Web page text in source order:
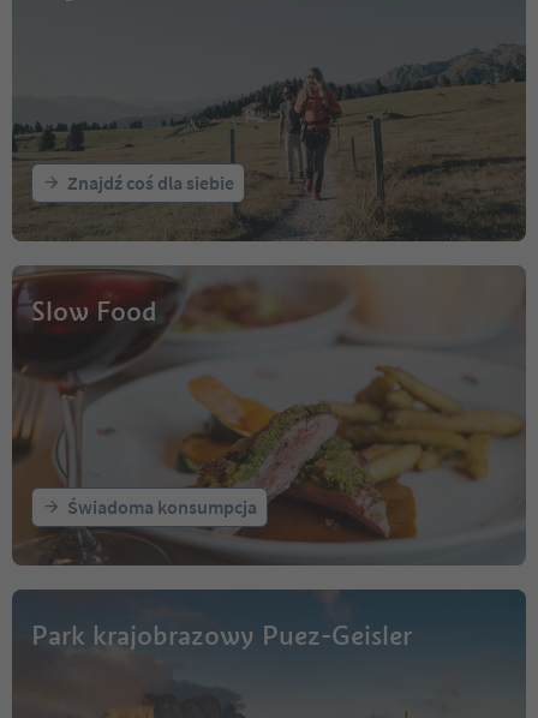
Znajdź coś dla siebie
Slow Food
Świadoma konsumpcja
Park krajobrazowy Puez-Geisler